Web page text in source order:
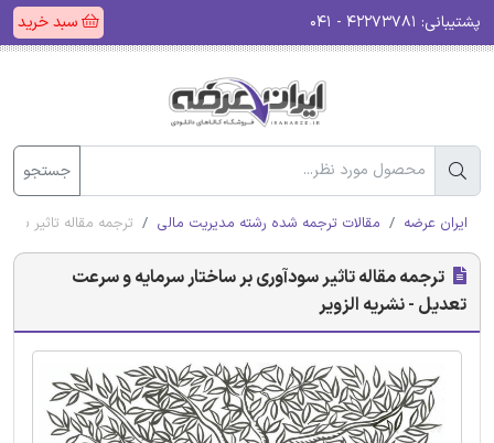
پشتیبانی: سبد خرید
جستجو
ایران عرضه مقالات ترجمه شده رشته مدیریت مالی ترجمه مقاله تاثیر
ترجمه مقاله تاثیر سودآوری بر ساختار سرمایه و سرعت
تعدیل - نشریه الزویر